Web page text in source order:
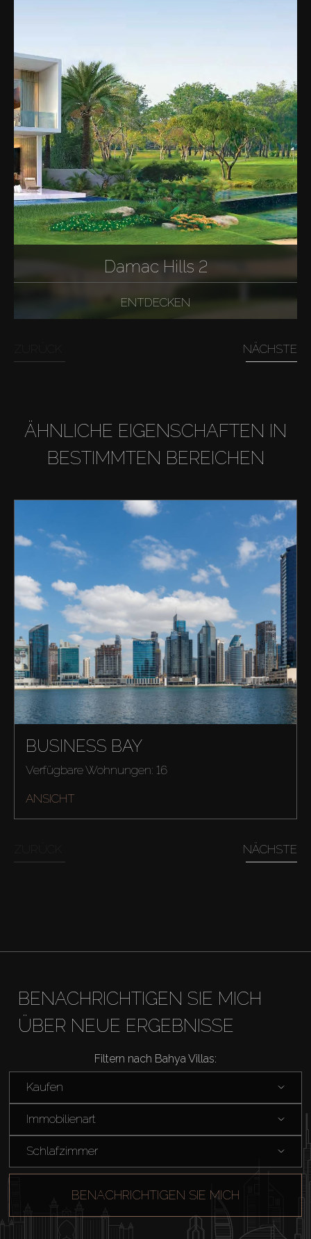
Kaufen
Damac Hills 2
ENTDECKEN
NÄCHSTE
ÄHNLICHE EIGENSCHAFTEN IN
BESTIMMTEN BEREICHEN
BUSINESS BAY
Verfügbare Wohnungen: 16
ANSICHT
NÄCHSTE
BENACHRICHTIGEN SIE MICH
ÜBER NEUE ERGEBNISSE
Filtern nach Bahya Villas:
Kaufen
Immobilienart
Schlafzimmer
BENACHRICHTIGEN SIE MICH